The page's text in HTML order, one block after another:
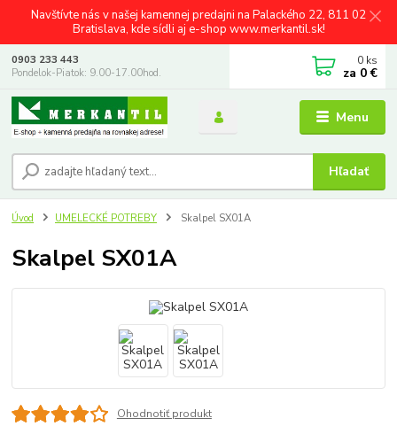
Navštívte nás v našej kamennej predajni na Palackého 22, 811 02
Bratislava, kde sídli aj e-shop www.merkantil.sk!
Menu
Hľadať
0903 233 443
Pondelok-Piatok: 9.00-17.00hod.
0 ks
za 0 €
Úvod UMELECKÉ POTREBY Skalpel SX01A
Skalpel SX01A
Ohodnotiť produkt